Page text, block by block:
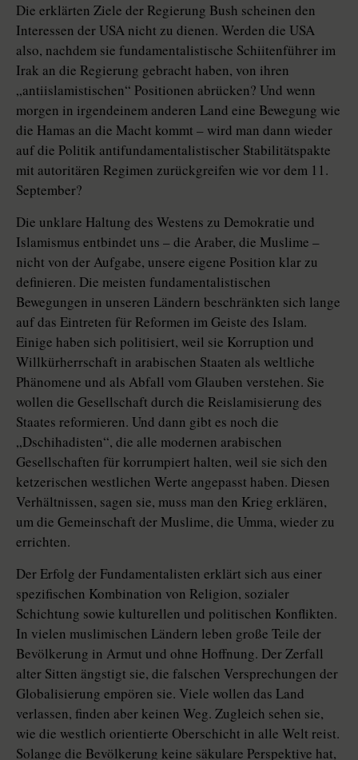
Die erklärten Ziele der Regierung Bush scheinen den
Interessen der USA nicht zu dienen. Werden die USA
also, nachdem sie fundamentalistische Schiitenführer im
Irak an die Regierung gebracht haben, von ihren
„antiislamistischen“ Positionen abrücken? Und wenn
morgen in irgendeinem anderen Land eine Bewegung wie
die Hamas an die Macht kommt – wird man dann wieder
auf die Politik antifundamentalistischer Stabilitätspakte
mit autoritären Regimen zurückgreifen wie vor dem 11.
September?
Die unklare Haltung des Westens zu Demokratie und
Islamismus entbindet uns – die Araber, die Muslime –
nicht von der Aufgabe, unsere eigene Position klar zu
definieren. Die meisten fundamentalistischen
Bewegungen in unseren Ländern beschränkten sich lange
auf das Eintreten für Reformen im Geiste des Islam.
Einige haben sich politisiert, weil sie Korruption und
Willkürherrschaft in arabischen Staaten als weltliche
Phänomene und als Abfall vom Glauben verstehen. Sie
wollen die Gesellschaft durch die Reislamisierung des
Staates reformieren. Und dann gibt es noch die
„Dschihadisten“, die alle modernen arabischen
Gesellschaften für korrumpiert halten, weil sie sich den
ketzerischen westlichen Werte angepasst haben. Diesen
Verhältnissen, sagen sie, muss man den Krieg erklären,
um die Gemeinschaft der Muslime, die Umma, wieder zu
errichten.
Der Erfolg der Fundamentalisten erklärt sich aus einer
spezifischen Kombination von Religion, sozialer
Schichtung sowie kulturellen und politischen Konflikten.
In vielen muslimischen Ländern leben große Teile der
Bevölkerung in Armut und ohne Hoffnung. Der Zerfall
alter Sitten ängstigt sie, die falschen Versprechungen der
Globalisierung empören sie. Viele wollen das Land
verlassen, finden aber keinen Weg. Zugleich sehen sie,
wie die westlich orientierte Oberschicht in alle Welt reist.
Solange die Bevölkerung keine säkulare Perspektive hat,